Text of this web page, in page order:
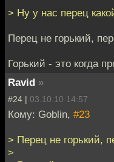
> Ну у нас перец
Перец не горький,
Горький - это когда
Ravid »
#24 | 03.10.10 14:57
Кому: Goblin, #23
> Перец не горький,
>